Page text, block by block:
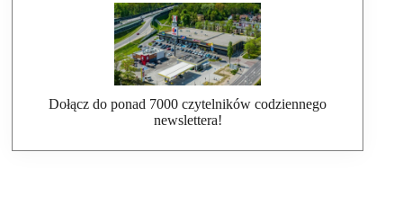
Dołącz do ponad 7000 czytelników codziennego
newslettera!